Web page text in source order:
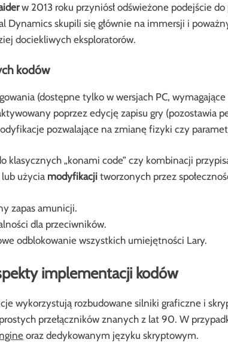
w 2013 roku przyniósł odświeżone podejście
Dynamics skupili się głównie na immersji i
dociekliwych eksploratorów.
kodów
(dostępne tylko w wersjach PC,
poprzez edycję zapisu gry (pozostawia
pozwalające na zmianę fizyki czy
klasycznych „konami code” czy kombinacji
użycia modyfikacji tworzonych przez
zapas amunicji.
dla przeciwników.
odblokowanie wszystkich umiejętności Lary.
implementacji kodów
wykorzystują rozbudowane silniki graficzne i
przełączników znanych z lat 90. W
oraz dedykowanym języku skryptowym.